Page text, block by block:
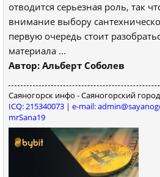
отводится серьезная роль, так
внимание выбору
первую очередь стоит
материала ...
Автор: Альберт Соболев
Саяногорск инфо - Саяногорский
ICQ: 215340073 | e-mail:
mrSana19